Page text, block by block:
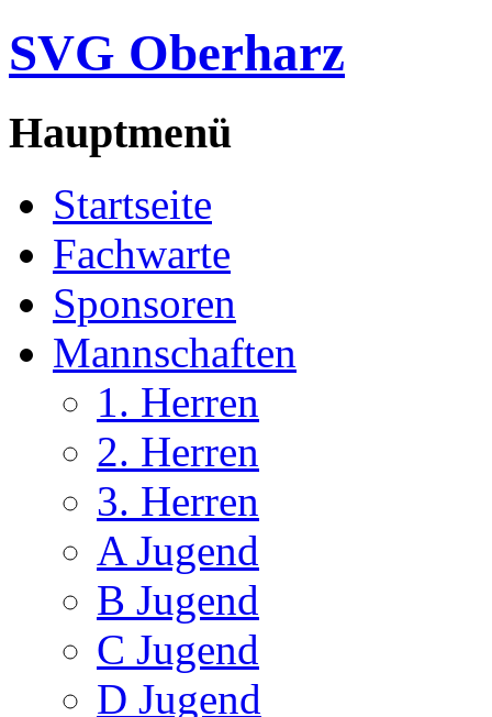
SVG Oberharz
Hauptmenü
Startseite
Fachwarte
Sponsoren
Mannschaften
1. Herren
2. Herren
3. Herren
A Jugend
B Jugend
C Jugend
D Jugend